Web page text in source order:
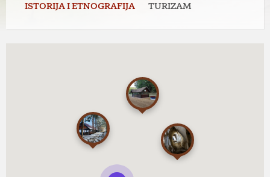
ISTORIJA I ETNOGRAFIJA TURIZAM